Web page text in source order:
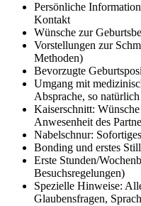
Persönliche
Kontakt
Wünsche zur
Vorstellungen zur
Methoden)
Bevorzugte
Umgang mit
Absprache, so
Kaiserschnitt:
Anwesenheit des
Nabelschnur:
Bonding und erstes
Erste Stunden/
Besuchsregelungen)
Spezielle Hinweise:
Glaubensfragen,